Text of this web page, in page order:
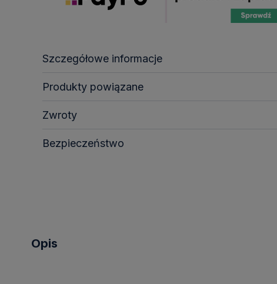
Szczegółowe informacje
Produkty powiązane
Zwroty
Bezpieczeństwo
Opis